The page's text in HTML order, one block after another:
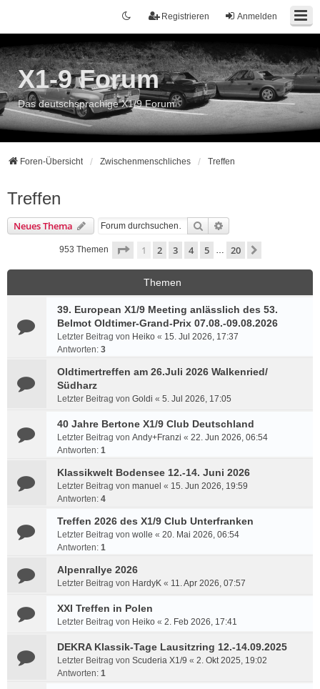
Anmelden
Registrieren
X1-9 Forum
Das deutschsprachige X1/9 Forum
Foren-Übersicht Zwischenmenschliches Treffen
Treffen
Neues Thema Suche
953 Themen Seite 1von 20
1 2 3 4 5 … 20
Themen
39. European X1/9 Meeting anlässlich des 53.
Belmot Oldtimer-Grand-Prix 07.08.-09.08.2026
Letzter Beitrag von Heiko « 15. Jul 2026, 17:37
Antworten: 3
Oldtimertreffen am 26.Juli 2026 Walkenried/
Südharz
Letzter Beitrag von Goldi « 5. Jul 2026, 17:05
40 Jahre Bertone X1/9 Club Deutschland
Letzter Beitrag von Andy+Franzi « 22. Jun 2026, 06:54
Antworten: 1
Klassikwelt Bodensee 12.-14. Juni 2026
Letzter Beitrag von manuel « 15. Jun 2026, 19:59
Antworten: 4
Treffen 2026 des X1/9 Club Unterfranken
Letzter Beitrag von wolle « 20. Mai 2026, 06:54
Antworten: 1
Alpenrallye 2026
Letzter Beitrag von HardyK « 11. Apr 2026, 07:57
XXI Treffen in Polen
Letzter Beitrag von Heiko « 2. Feb 2026, 17:41
DEKRA Klassik-Tage Lausitzring 12.-14.09.2025
Letzter Beitrag von Scuderia X1/9 « 2. Okt 2025, 19:02
Antworten: 1